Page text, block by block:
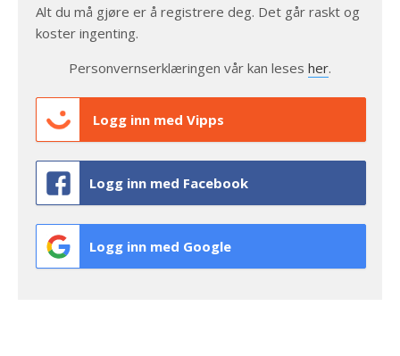
Alt du må gjøre er å registrere deg. Det går raskt og
koster ingenting.
Personvernserklæringen vår kan leses her.
Logg inn med Vipps
Logg inn med Facebook
Logg inn med Google